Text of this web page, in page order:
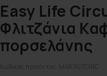
Easy Life
Φλιτζάνια
πορσελάνης
Κωδικός προϊόντος: MAR1107CIRC